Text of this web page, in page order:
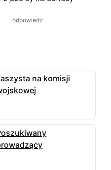
odpowiedz
na komisji